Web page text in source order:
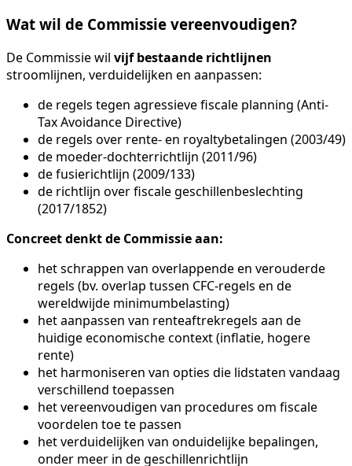
Wat wil de Commissie vereenvoudigen?
De Commissie wil vijf bestaande richtlijnen
stroomlijnen, verduidelijken en aanpassen:
de regels tegen agressieve fiscale planning (Anti-
Tax Avoidance Directive)
de regels over rente- en royaltybetalingen (2003/49)
de moeder-dochterrichtlijn (2011/96)
de fusierichtlijn (2009/133)
de richtlijn over fiscale geschillenbeslechting
(2017/1852)
Concreet denkt de Commissie aan:
het schrappen van overlappende en verouderde
regels (bv. overlap tussen CFC-regels en de
wereldwijde minimumbelasting)
het aanpassen van renteaftrekregels aan de
huidige economische context (inflatie, hogere
rente)
het harmoniseren van opties die lidstaten vandaag
verschillend toepassen
het vereenvoudigen van procedures om fiscale
voordelen toe te passen
het verduidelijken van onduidelijke bepalingen,
onder meer in de geschillenrichtlijn